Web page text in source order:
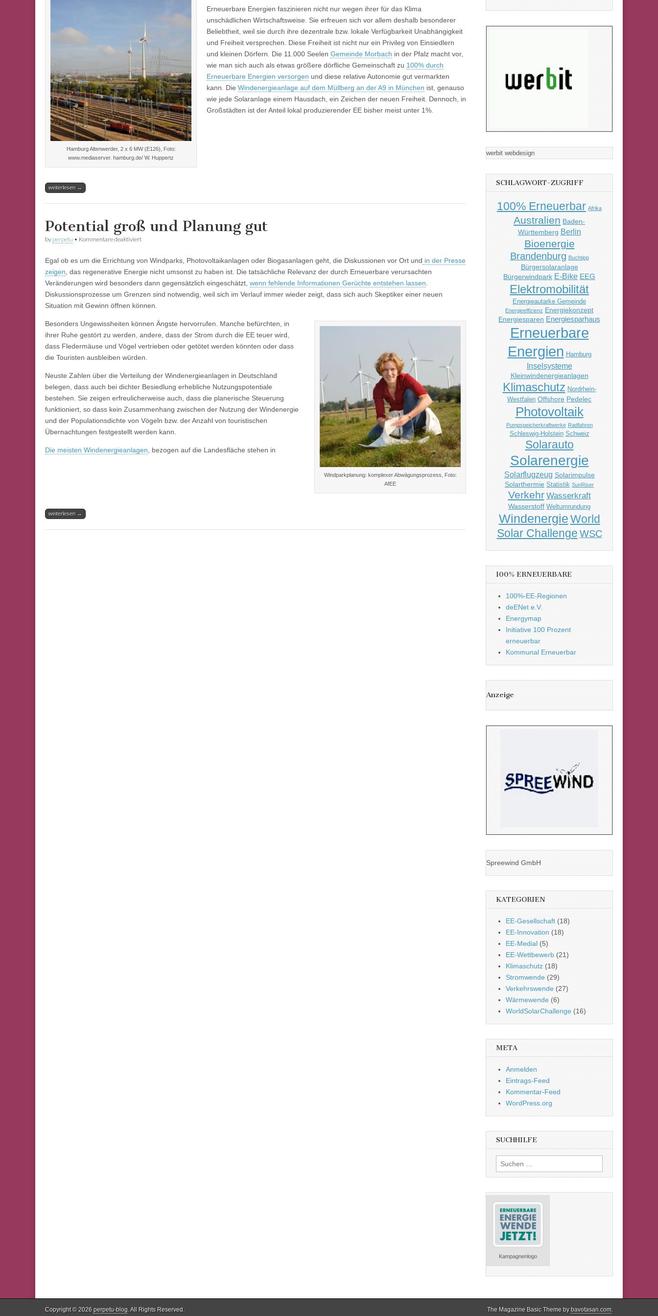
Hamburg Altenwerder, 2 x 6 MW (E126), Foto:
www.mediaserver. hamburg.de/ W. Huppertz
Erneuerbare Energien faszinieren nicht nur wegen ihrer für das Klima
unschädlichen Wirtschaftsweise. Sie erfreuen sich vor allem deshalb besonderer
Beliebtheit, weil sie durch ihre dezentrale bzw. lokale Verfügbarkeit Unabhängigkeit
und Freiheit versprechen. Diese Freiheit ist nicht nur ein Privileg von Einsiedlern
und kleinen Dörfern. Die 11.000 Seelen Gemeinde Morbach in der Pfalz macht vor,
wie man sich auch als etwas größere dörfliche Gemeinschaft zu 100% durch
Erneuerbare Energien versorgen und diese relative Autonomie gut vermarkten
kann. Die Windenergieanlage auf dem Müllberg an der A9 in München ist, genauso
wie jede Solaranlage einem Hausdach, ein Zeichen der neuen Freiheit. Dennoch, in
Großstädten ist der Anteil lokal produzierender EE bisher meist unter 1%.
weiterlesen →
Potential groß und Planung gut
by perpetu • Kommentare deaktiviertfür
und
Planung
gut
Egal ob es um die Errichtung von Windparks, Photovoltaikanlagen oder Biogasanlagen geht, die Diskussionen vor Ort und in der Presse
zeigen , das regenerative Energie nicht umsonst zu haben ist. Die tatsächliche Relevanz der durch Erneuerbare verursachten
Veränderungen wird besonders dann gegensätzlich eingeschätzt, wenn fehlende Informationen Gerüchte entstehen lassen
Diskussionsprozesse um Grenzen sind notwendig, weil sich im Verlauf immer wieder zeigt, dass sich auch Skeptiker einer neuen
Situation mit Gewinn öffnen können.
Windparkplanung: komplexer Abwägungsprozess, Foto:
AfEE
Besonders Ungewissheiten können Ängste hervorrufen. Manche befürchten, in
ihrer Ruhe gestört zu werden, andere, dass der Strom durch die EE teuer wird,
dass Fledermäuse und Vögel vertrieben oder getötet werden könnten oder dass
die Touristen ausbleiben würden.
Neuste Zahlen über die Verteilung der Windenergieanlagen in Deutschland
belegen, dass auch bei dichter Besiedlung erhebliche Nutzungspotentiale
bestehen. Sie zeigen erfreulicherweise auch, dass die planerische Steuerung
funktioniert, so dass kein Zusammenhang zwischen der Nutzung der Windenergie
und der Populationsdichte von Vögeln bzw. der Anzahl von touristischen
Übernachtungen festgestellt werden kann.
Die meisten Windenergieanlagen , bezogen auf die Landesfläche stehen in
weiterlesen →
werbit webdesign
SCHLAGWORT-ZUGRIFF
100% Erneuerbar Afrika
Australien Baden-
Württemberg Berlin
Bioenergie
Brandenburg Buchtipp
Bürgersolaranlage
Bürgerwindpark E-Bike EEG
Elektromobilität
Energieautarke Gemeinde
Energieeffizienz Energiekonzept
Energiesparen Energiesparhaus
Erneuerbare
Energien Hamburg
Inselsysteme
Kleinwindenergieanlagen
Klimaschutz Nordrhein-
Westfalen Offshore Pedelec
Photovoltaik
Pumpspeicherkraftwerke Radfahren
Schleswig-Holstein Schweiz
Solarauto
Solarenergie
Solarflugzeug Solarimpulse
Solarthermie Statistik SunRiser
Verkehr Wasserkraft
Wasserstoff Weltumrundung
Windenergie World
Solar Challenge WSC
100% ERNEUERBARE
100%-EE-Regionen
deENet e.V.
Energymap
Initiative 100 Prozent
erneuerbar
Kommunal Erneuerbar
Anzeige
Spreewind GmbH
KATEGORIEN
EE-Gesellschaft (18)
EE-Innovation (18)
EE-Medial (5)
EE-Wettbewerb (21)
Klimaschutz (18)
Stromwende (29)
Verkehrswende (27)
Wärmewende (6)
WorldSolarChallenge (16)
META
Anmelden
Eintrags-Feed
Kommentar-Feed
WordPress.org
SUCHHILFE
Suchen
nach:
Kampagnenlogo
Copyright © 2026 perpetu-blog. All Rights Reserved. The Magazine Basic Theme by bavotasan.com.